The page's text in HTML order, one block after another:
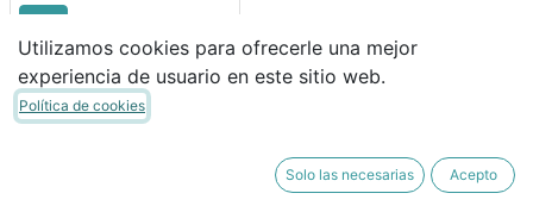
11,95€
10,16€
Utilizamos cookies para ofrecerle una mejor
experiencia de usuario en este sitio web.
Política de cookies
Solo las necesarias Acepto